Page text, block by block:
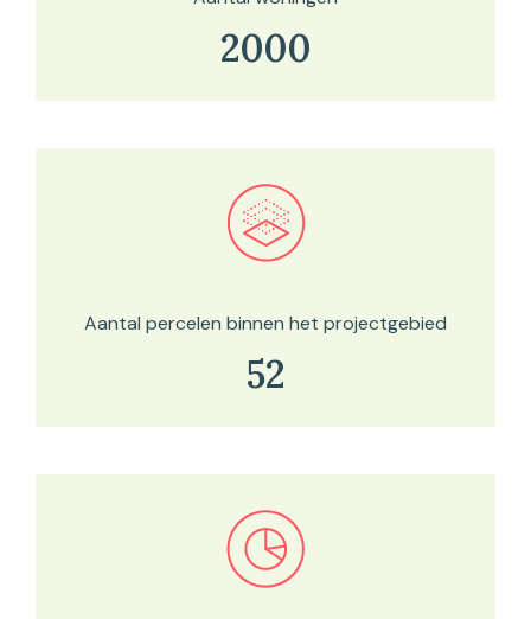
2000
Bekijk in onze kaartviewer
Aantal percelen binnen het projectgebied
52
Bekijk in onze kaartviewer